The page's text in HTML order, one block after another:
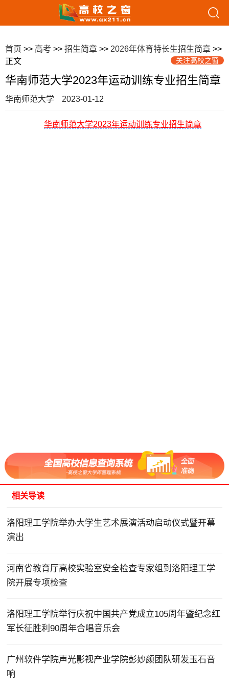
首页 >> 高考 >> 招生简章 >> 2026年体育特长生招生简章 >>
正文
关注高校之窗
华南师范大学2023年运动训练专业招生简章
华南师范大学 2023-01-12
华南师范大学2023年运动训练专业招生简章
相关导读
洛阳理工学院举办大学生艺术展演活动启动仪式暨开幕
演出
河南省教育厅高校实验室安全检查专家组到洛阳理工学
院开展专项检查
洛阳理工学院举行庆祝中国共产党成立105周年暨纪念红
军长征胜利90周年合唱音乐会
广州软件学院声光影视产业学院彭妙颜团队研发玉石音
响